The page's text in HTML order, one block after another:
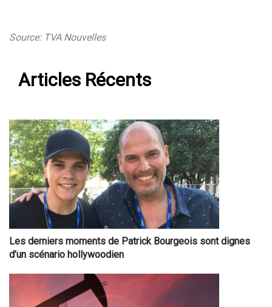
Source: TVA Nouvelles
Articles Récents
Les derniers moments de Patrick Bourgeois sont dignes
d’un scénario hollywoodien